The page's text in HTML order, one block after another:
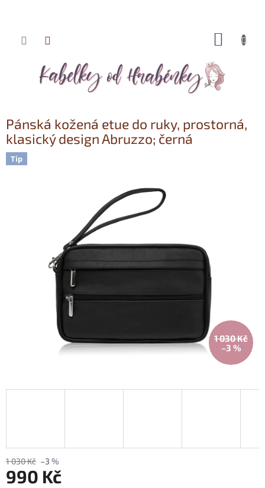
Přejít
Pánská kožená etue do ruky, prostorná,
klasický design Abruzzo; černá
Tip
1 030 Kč
–3 %
1 030 Kč –3 %
990 Kč